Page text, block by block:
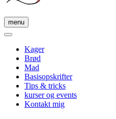
menu
Kager
Brød
Mad
Basisopskrifter
Tips & tricks
kurser og events
Kontakt mig